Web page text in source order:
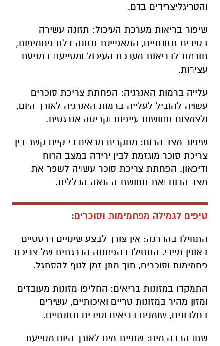
והטריגליצרידים בדם.
שיפור בריאות מערכת העיכול: תזונה עשירה
בסיבים תזונתיים, המאפיינת תזונה דלת פחמימות,
תורמת לבריאות מערכת העיכול ומסייעת במניעת
עצירות.
עלייה ברמות האנרגיה: הפחתת צריכת סוכרים
עשויה להוביל לעלייה ברמות האנרגיה לאורך היום,
ולצמצום תחושות עייפות וקריסה אנרגטית.
שיפור מצב הרוח: מחקרים מראים כי קיים קשר בין
צריכת סוכר מוגזמת לבין ירידה במצב הרוח
ודיכאון. הפחתת צריכת סוכר עשויה לשפר את
מצב הרוח ואת תחושת ההנאה הכללית.
טיפים לגמילה מפחמימות וסוכרים:
התחילו בהדרגה: אין צורך לבצע שינויים דרסטיים
באופן מיידי. התחילו בהפחתה הדרגתית של צריכת
פחמימות וסוכרים, תוך מתן זמן לגוף להסתגל.
התמקדו במזונות בריאים: החליפו מזונות מעובדים
ומזון מהיר במזונות טריים ואיכותיים, עשירים
בחלבונים, שומנים בריאים וסיבים תזונתיים.
שתו הרבה מים: שתיית מים לאורך היום מסייעת